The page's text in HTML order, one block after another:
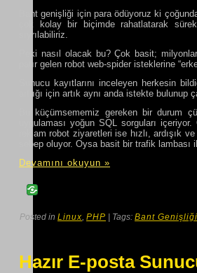
Bant genişliği için para ödüyoruz ki
çok kolay bir biçimde rahatlatarak
sıyrılabiliriz.
Peki nasıl olacak bu? Çok basit;
patır gelen robot web-spider isteklerine
Sunucu kayıtlarını inceleyen herkesin
arttığı için artık aynı anda istekte
Bu küçümsememiz gereken bir durum
uygulaması yoğun SQL sorguları
reklam robot ziyaretleri ise hızlı, ardışık
sebep oluyor. Oysa basit bir trafik lambası
Devamını okuyun »
Posted in Linux, PHP | Tags: Bant
Hazır E-posta